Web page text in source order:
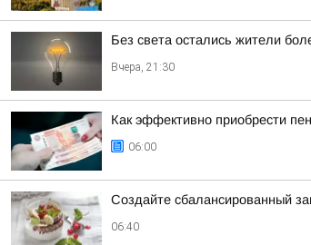
Без света остались жители
Вчера, 21:30
Как эффективно приобрести
06:00
Создайте сбалансированный
06:40